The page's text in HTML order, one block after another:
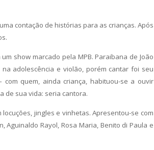
contação de histórias para as crianças. Após
show marcado pela MPB. Paraibana de João
adolescência e violão, porém cantar foi seu
quem, ainda criança, habituou-se a ouvir
de sua vida: seria cantora.
jingles e vinhetas. Apresentou-se com
Aguinaldo Rayol, Rosa Maria, Benito di Paula e